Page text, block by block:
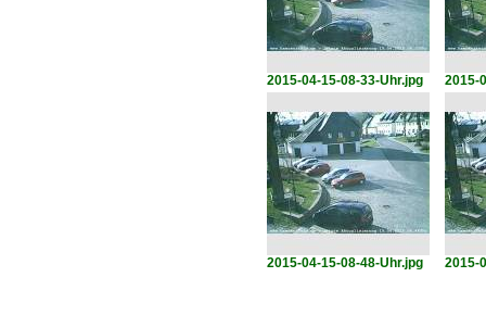
2015-04-15-08-33-Uhr.jpg 2015-
2015-04-15-08-48-Uhr.jpg 2015-